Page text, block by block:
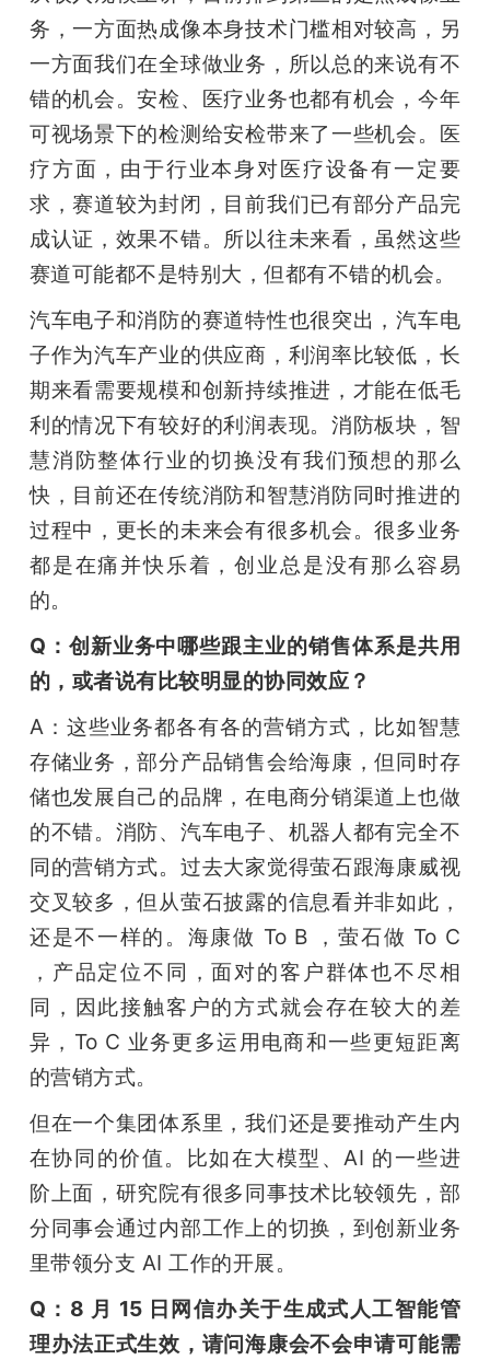
务，一方面热成像本身技术门槛相对较高，另
一方面我们在全球做业务，所以总的来说有不
错的机会。安检、医疗业务也都有机会，今年
可视场景下的检测给安检带来了一些机会。医
疗方面，由于行业本身对医疗设备有一定要
求，赛道较为封闭，目前我们已有部分产品完
成认证，效果不错。所以往未来看，虽然这些
赛道可能都不是特别大，但都有不错的机会。
汽车电子和消防的赛道特性也很突出，汽车电
子作为汽车产业的供应商，利润率比较低，长
期来看需要规模和创新持续推进，才能在低毛
利的情况下有较好的利润表现。消防板块，智
慧消防整体行业的切换没有我们预想的那么
快，目前还在传统消防和智慧消防同时推进的
过程中，更长的未来会有很多机会。很多业务
都是在痛并快乐着，创业总是没有那么容易
的。
Q：创新业务中哪些跟主业的销售体系是共用
的，或者说有比较明显的协同效应？
A：这些业务都各有各的营销方式，比如智慧
存储业务，部分产品销售会给海康，但同时存
储也发展自己的品牌，在电商分销渠道上也做
的不错。消防、汽车电子、机器人都有完全不
同的营销方式。过去大家觉得萤石跟海康威视
交叉较多，但从萤石披露的信息看并非如此，
还是不一样的。海康做 To B ，萤石做 To C
，产品定位不同，面对的客户群体也不尽相
同，因此接触客户的方式就会存在较大的差
异，To C 业务更多运用电商和一些更短距离
的营销方式。
但在一个集团体系里，我们还是要推动产生内
在协同的价值。比如在大模型、AI 的一些进
阶上面，研究院有很多同事技术比较领先，部
分同事会通过内部工作上的切换，到创新业务
里带领分支 AI 工作的开展。
Q：8 月 15 日网信办关于生成式人工智能管
理办法正式生效，请问海康会不会申请可能需